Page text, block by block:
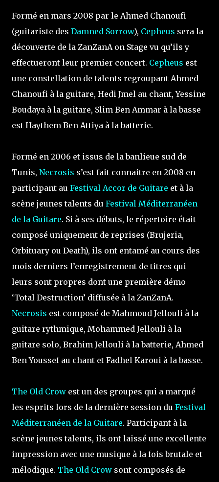
Formé en mars 2008 par le Ahmed Chanoufi
(guitariste des Damned Sorrow), Cepheus sera la
découverte de la ZanZanA on Stage vu qu’ils y
effectueront leur premier concert. Cepheus est
une constellation de talents regroupant Ahmed
Chanoufi à la guitare, Hedi Jmel au chant, Yessine
Boudaya à la guitare, Slim Ben Ammar à la basse
est Haythem Ben Attiya à la batterie.
Formé en 2006 et issus de la banlieue sud de
Tunis, Necrosis s’est fait connaitre en 2008 en
participant au Festival Accor de Guitare et à la
scène jeunes talents du Festival Méditerranéen
de la Guitare. Si à ses débuts, le répertoire était
composé uniquement de reprises (Brujeria,
Orbituary ou Death), ils ont entamé au cours des
mois derniers l’enregistrement de titres qui
leurs sont propres dont une première démo
‘Total Destruction’ diffusée à la ZanZanA.
Necrosis est composé de Mahmoud Jellouli à la
guitare rythmique, Mohammed Jellouli à la
guitare solo, Brahim Jellouli à la batterie, Ahmed
Ben Youssef au chant et Fadhel Karoui à la basse.
The Old Crow est un des groupes qui a marqué
les esprits lors de la dernière session du Festival
Méditerranéen de la Guitare. Participant à la
scène jeunes talents, ils ont laissé une excellente
impression avec une musique à la fois brutale et
mélodique. The Old Crow sont composés de